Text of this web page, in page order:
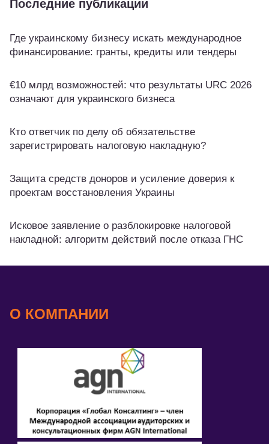
Последние публикации
Где украинскому бизнесу искать международное
финансирование: гранты, кредиты или тендеры
€10 млрд возможностей: что результаты URC 2026
означают для украинского бизнеса
Кто ответчик по делу об обязательстве
зарегистрировать налоговую накладную?
Защита средств доноров и усиление доверия к
проектам восстановления Украины
Исковое заявление о разблокировке налоговой
накладной: алгоритм действий после отказа ГНС
О КОМПАНИИ